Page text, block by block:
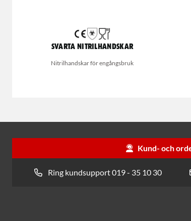
Svarta nitrilhandskar
Nitrilhandskar för engångsbruk
Kund- och
Ring kundsupport 019 - 35 10 30